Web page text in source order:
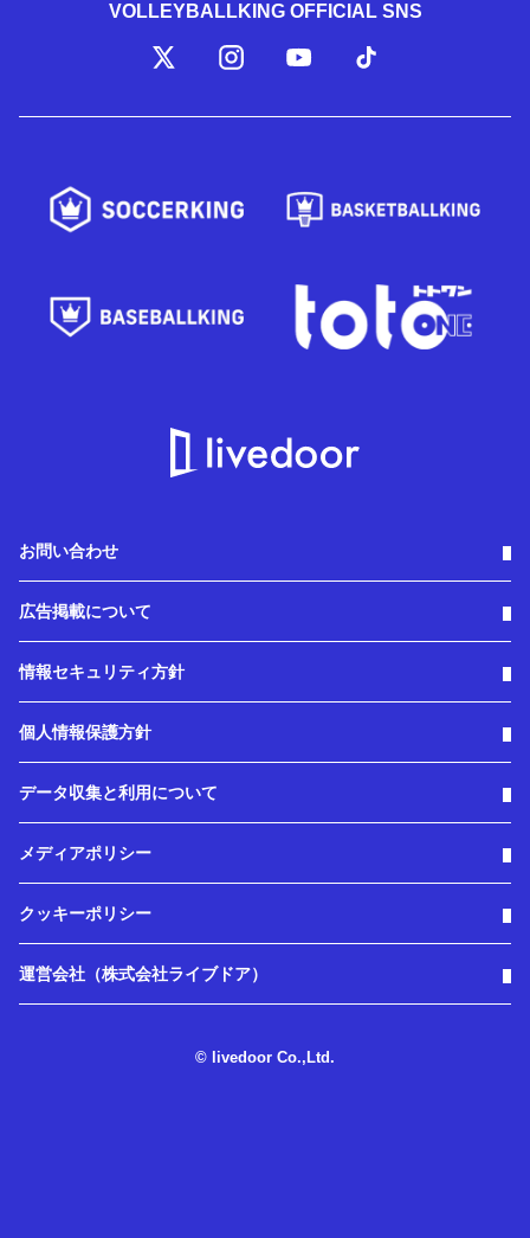
VOLLEYBALLKING OFFICIAL SNS
お問い合わせ
広告掲載について
情報セキュリティ方針
個人情報保護方針
データ収集と利用について
メディアポリシー
クッキーポリシー
運営会社（株式会社ライブドア）
© livedoor Co.,Ltd.